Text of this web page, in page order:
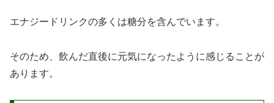
エナジードリンクの多くは糖分を含んでいます。
そのため、飲んだ直後に元気になったように感じることが
あります。